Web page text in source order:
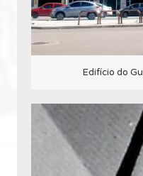
Edifício do